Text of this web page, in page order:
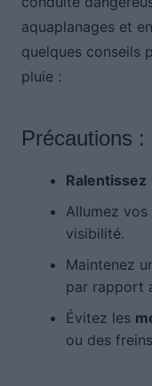
aquaplanages et
quelques conseils
pluie :
Précautions :
Ralentissez
Allumez vos
visibilité.
Maintenez
par rapport
Évitez les
ou des